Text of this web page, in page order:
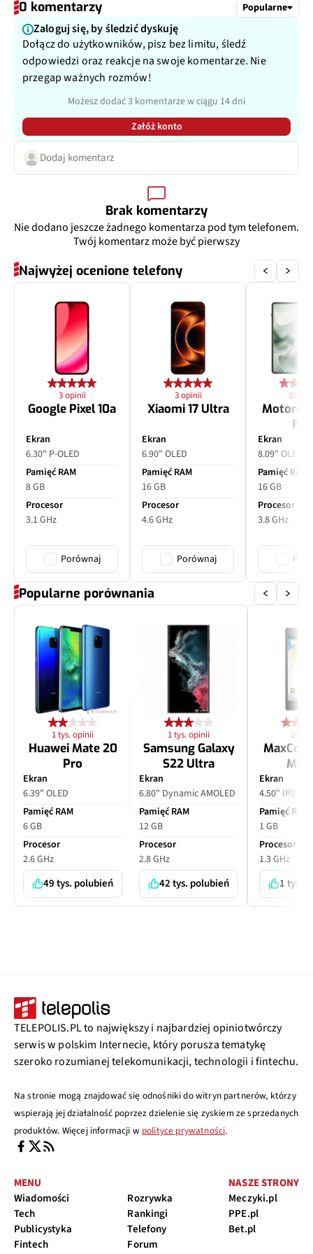
0 komentarzy Popularne
Zaloguj się, by śledzić dyskuję
Dołącz do użytkowników, pisz bez limitu, śledź
odpowiedzi oraz reakcje na swoje komentarze. Nie
przegap ważnych rozmów!
Możesz dodać 3 komentarze w ciągu 14 dni
Załóż konto
Dodaj komentarz
Brak komentarzy
Nie dodano jeszcze żadnego komentarza pod tym telefonem.
Twój komentarz może być pierwszy
Najwyżej ocenione telefony
3 opinii
Google Pixel 10a
Ekran
6.30" P-OLED
Pamięć RAM
8 GB
Procesor
3.1 GHz
Porównaj
3 opinii
Xiaomi 17 Ultra
Ekran
6.90" OLED
Pamięć RAM
16 GB
Procesor
4.6 GHz
Porównaj
15
Motorola
Ekran
8.09" OLED
Pamięć RAM
16 GB
Procesor
3.8 GHz
Popularne porównania
1 tys. opinii
Huawei Mate 20
Pro
Ekran
6.39" OLED
Pamięć RAM
6 GB
Procesor
2.6 GHz
49 tys. polubień
1 tys. opinii
Samsung Galaxy
S22 Ultra
Ekran
6.80" Dynamic AMOLED
Pamięć RAM
12 GB
Procesor
2.8 GHz
42 tys. polubień
28
Ekran
4.50" IPS
Pamięć RAM
1 GB
Procesor
1.3 GHz
1 tys.
TELEPOLIS.PL to największy i najbardziej opiniotwórczy
serwis w polskim Internecie, który porusza tematykę
szeroko rozumianej telekomunikacji, technologii i fintechu.
Na stronie mogą znajdować się odnośniki do witryn partnerów, którzy
wspierają jej działalność poprzez dzielenie się zyskiem ze sprzedanych
produktów. Więcej informacji w polityce prywatności.
MENU
Wiadomości
Tech
Publicystyka
Fintech
Rozrywka
Rankingi
Telefony
Forum
NASZE STRONY
Meczyki.pl
PPE.pl
Bet.pl